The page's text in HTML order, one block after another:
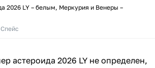
2026 LY – белым, Меркурия и Венеры –
астероида 2026 LY не определен,